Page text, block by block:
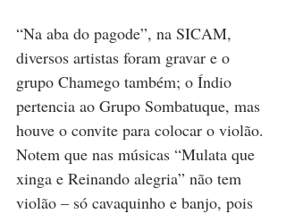
“Na aba do pagode”, na SICAM,
diversos artistas foram gravar e o
grupo Chamego também; o Índio
pertencia ao Grupo Sombatuque, mas
houve o convite para colocar o violão.
Notem que nas músicas “Mulata que
xinga e Reinando alegria” não tem
violão – só cavaquinho e banjo, pois